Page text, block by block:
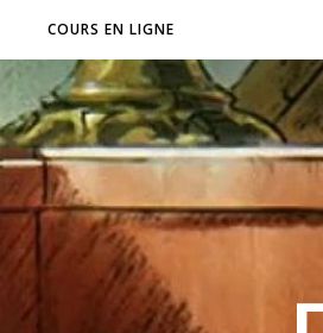
COURS EN LIGNE